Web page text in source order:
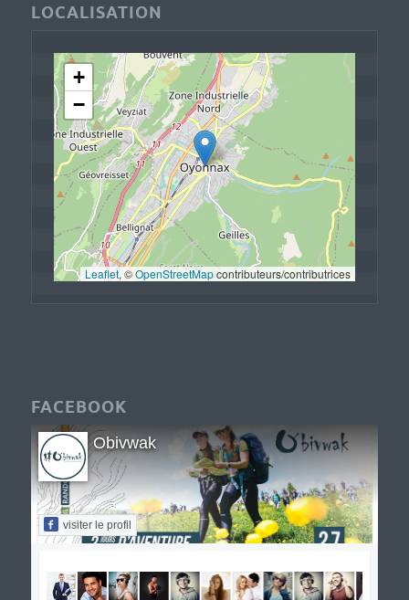
LOCALISATION
+
−
Leaflet, © OpenStreetMap contributeurs/contributrices
FACEBOOK
Obivwak
visiter le profil